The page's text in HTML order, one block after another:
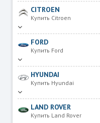
CITROEN
Купить Citroen
FORD
Купить Ford
HYUNDAI
Купить Hyundai
LAND ROVER
Купить Land Rover